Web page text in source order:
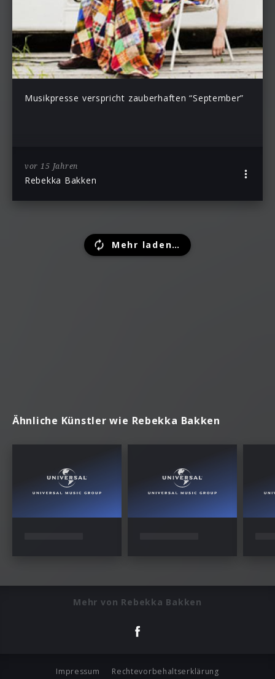
Musikpresse verspricht zauberhaften “September”
vor 15 Jahren
Rebekka Bakken
Mehr laden…
Mehr von Rebekka Bakken
Impressum Rechtevorbehaltserklärung